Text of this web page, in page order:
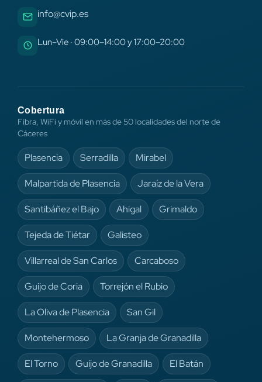
info@cvip.es
Lun–Vie · 09:00–14:00 y 17:00–20:00
Cobertura
Fibra, WiFi y móvil en más de 50 localidades del norte de
Cáceres
Plasencia Serradilla Mirabel
Malpartida de Plasencia Jaraíz de la Vera
Santibáñez el Bajo Ahigal Grimaldo
Tejeda de Tiétar Galisteo
Villarreal de San Carlos Carcaboso
Guijo de Coria Torrejón el Rubio
La Oliva de Plasencia San Gil
Montehermoso La Granja de Granadilla
El Torno Guijo de Granadilla El Batán